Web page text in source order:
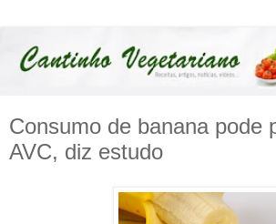
Consumo de banana pode
AVC, diz estudo